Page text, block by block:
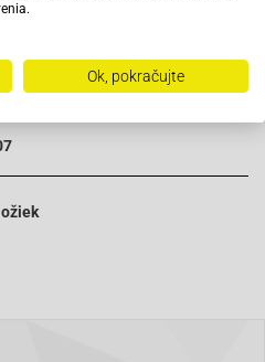
vyškoleným personálom
tovar zajtra u vás
Ok, pokračujte